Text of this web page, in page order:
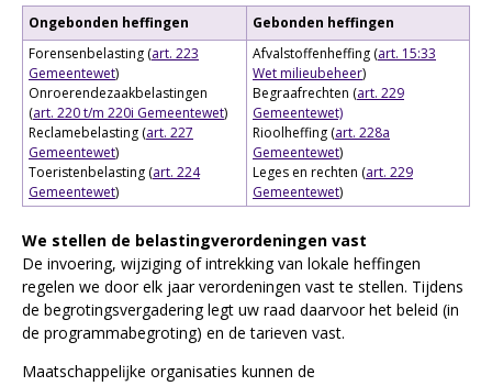
Ongebonden heffingen
Gebonden heffingen
Forensenbelasting (art. 223
Gemeentewet)
Onroerendezaakbelastingen
(art. 220 t/m 220i Gemeentewet)
Reclamebelasting (art. 227
Gemeentewet)
Toeristenbelasting (art. 224
Gemeentewet)
Afvalstoffenheffing (art. 15:33
Wet milieubeheer)
Begraafrechten (art. 229
Gemeentewet)
Rioolheffing (art. 228a
Gemeentewet)
Leges en rechten (art. 229
Gemeentewet)
We stellen de belastingverordeningen vast
De invoering, wijziging of intrekking van lokale heffingen
regelen we door elk jaar verordeningen vast te stellen. Tijdens
de begrotingsvergadering legt uw raad daarvoor het beleid (in
de programmabegroting) en de tarieven vast.
Maatschappelĳke organisaties kunnen de